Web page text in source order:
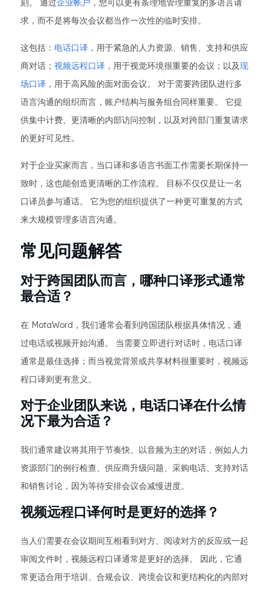
刻。 通过企业帐户 ，您可以更有条理地管理重复的多语言请
求，而不是将每次会议都当作一次性的临时安排。
这包括： 电话口译 ，用于紧急的人力资源、销售、支持和供应
商对话； 视频远程口译 ，用于视觉环境很重要的会议；以及现
场口译 ，用于高风险的面对面会议。 对于需要跨团队进行多
语言沟通的组织而言，账户结构与服务组合同样重要。 它提
供集中计费、更清晰的内部访问控制，以及对跨部门重复请求
的更好可见性。
对于企业买家而言，当口译和多语言书面工作需要长期保持一
致时，这也能创造更清晰的工作流程。 目标不仅仅是让一名
口译员参与通话。 它为您的组织提供了一种更可重复的方式
来大规模管理多语言沟通。
常见问题解答
对于跨国团队而言，哪种口译形式通常
最合适？
在 MotaWord，我们通常会看到跨国团队根据具体情况，通
过电话或视频开始沟通。 当需要立即进行对话时，电话口译
通常是最佳选择；而当视觉背景或共享材料很重要时，视频远
程口译则更有意义。
对于企业团队来说，电话口译在什么情
况下最为合适？
我们通常建议将其用于节奏快、以音频为主的对话，例如人力
资源部门的例行检查、供应商升级问题、采购电话、支持对话
和销售讨论，因为等待安排会议会减慢进度。
视频远程口译何时是更好的选择？
当人们需要在会议期间互相看到对方、阅读对方的反应或一起
审阅文件时，视频远程口译通常是更好的选择。 因此，它通
常更适合用于培训、合规会议、跨境会议和更结构化的内部对